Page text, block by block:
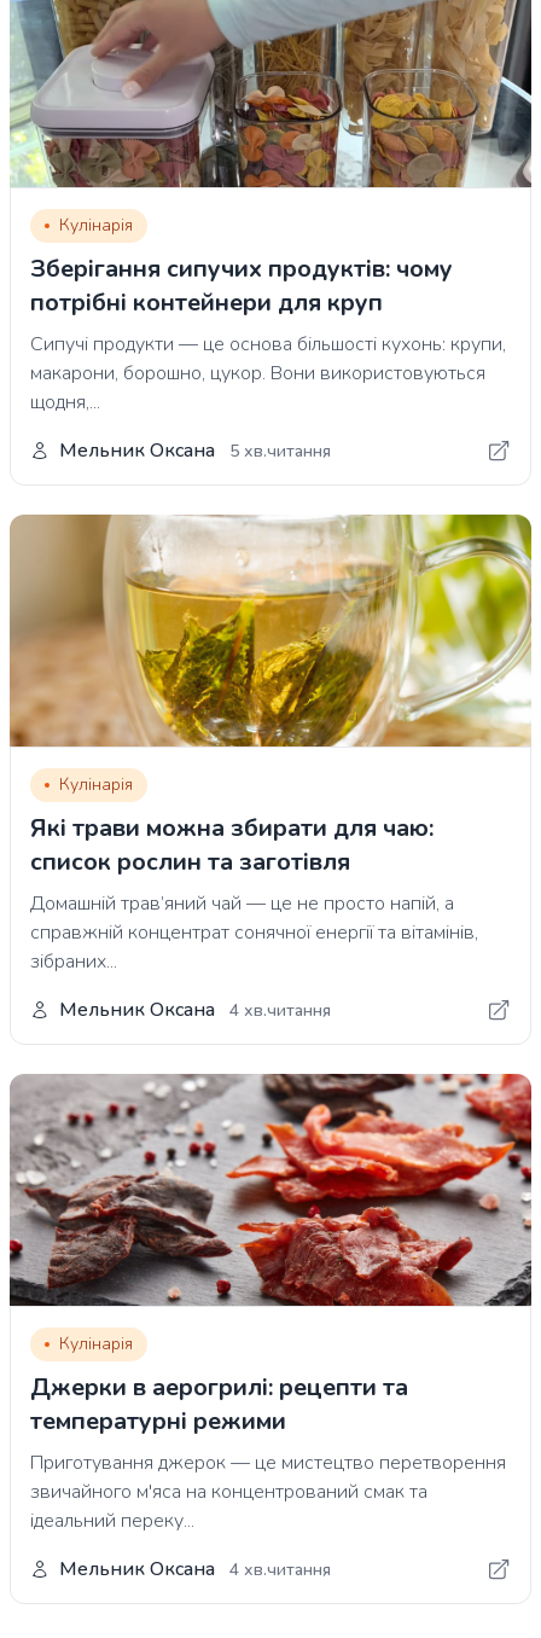
Кулінарія
Зберігання сипучих продуктів: чому
потрібні контейнери для круп
Сипучі продукти — це основа більшості кухонь: крупи,
макарони, борошно, цукор. Вони використовуються
щодня,...
Мельник Оксана
5 хв.читання
Кулінарія
Які трави можна збирати для чаю:
список рослин та заготівля
Домашній трав’яний чай — це не просто напій, а
справжній концентрат сонячної енергії та вітамінів,
зібраних...
Мельник Оксана
4 хв.читання
Кулінарія
Джерки в аерогрилі: рецепти та
температурні режими
Приготування джерок — це мистецтво перетворення
звичайного м'яса на концентрований смак та
ідеальний переку...
Мельник Оксана
4 хв.читання